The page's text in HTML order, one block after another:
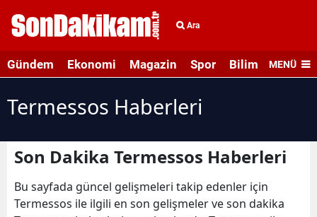
Ara
Gündem Ekonomi Magazin Spor Bilim veMENÜ
Termessos Haberleri
Son Dakika Termessos Haberleri
Bu sayfada güncel gelişmeleri takip edenler için
Termessos ile ilgili en son gelişmeler ve son dakika